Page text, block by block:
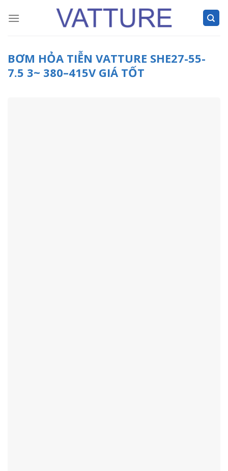
BƠM HỎA TIỄN VATTURE SHE27-55-
7.5 3~ 380–415V GIÁ TỐT